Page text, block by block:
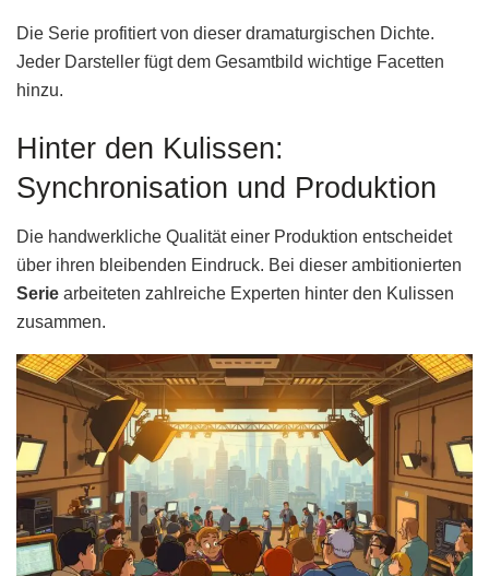
Die Serie profitiert von dieser dramaturgischen Dichte.
Jeder Darsteller fügt dem Gesamtbild wichtige Facetten
hinzu.
Hinter den Kulissen:
Synchronisation und Produktion
Die handwerkliche Qualität einer Produktion entscheidet
über ihren bleibenden Eindruck. Bei dieser ambitionierten
Serie arbeiteten zahlreiche Experten hinter den Kulissen
zusammen.